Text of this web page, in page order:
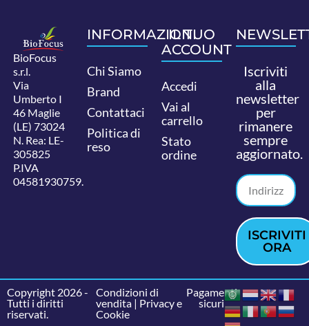
BioFocus
s.r.l.
Via
Umberto I
46 Maglie
(LE) 73024
N. Rea: LE-
305825
P.IVA
04581930759.
INFORMAZIONI
Chi Siamo
Brand
Contattaci
Politica di
reso
IL TUO
ACCOUNT
Accedi
Vai al
carrello
Stato
ordine
Iscriviti
alla
newsletter
per
rimanere
sempre
aggiornato.
ISCRIVITI
ORA
Copyright 2026 -
Tutti i diritti
riservati.
Condizioni di
vendita| Privacy e
Cookie
Pagamenti
sicuri